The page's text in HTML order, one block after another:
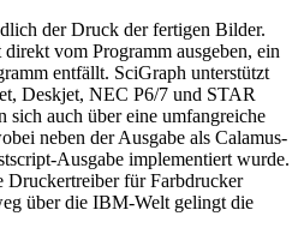
der Druck der fertigen Bilder.
vom Programm ausgeben, ein
entfällt. SciGraph unterstützt
Deskjet, NEC P6/7 und STAR
auch über eine umfangreiche
neben der Ausgabe als Calamus-
Ausgabe implementiert wurde.
Druckertreiber für Farbdrucker
über die IBM-Welt gelingt die